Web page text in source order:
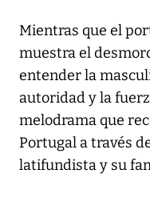
Mientras que el
muestra el
entender la
autoridad y la
melodrama que
Portugal a través
latifundista y su